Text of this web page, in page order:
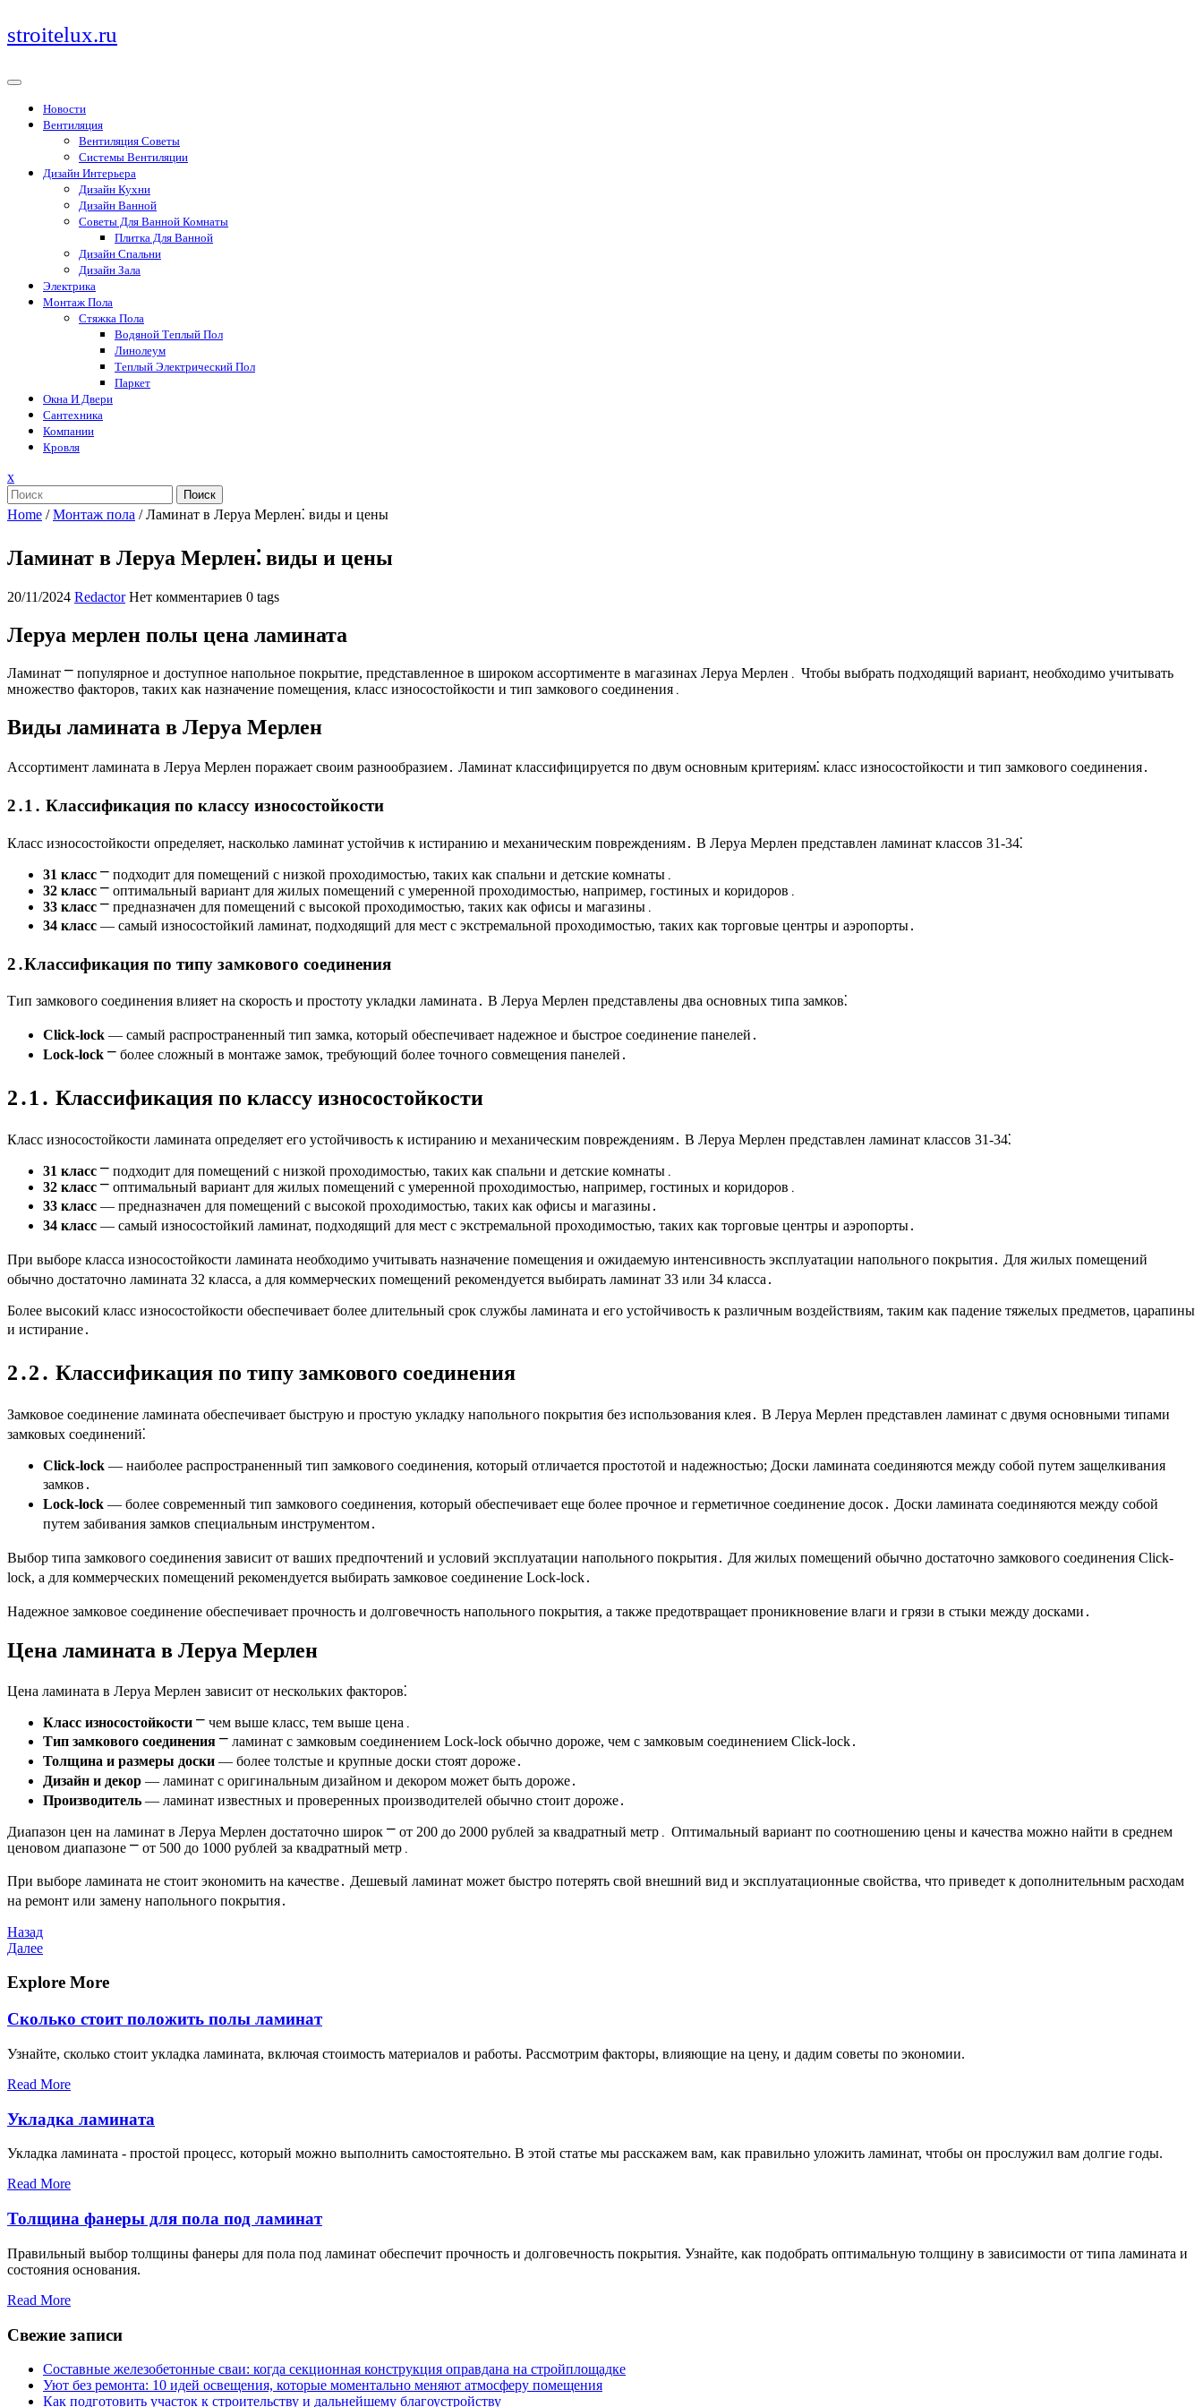
Перейти
к
stroitelux.ru
Новости
Вентиляция
Вентиляция Советы
Системы Вентиляции
Дизайн Интерьера
Дизайн Кухни
Дизайн Ванной
Советы Для Ванной Комнаты
Плитка Для Ванной
Дизайн Спальни
Дизайн Зала
Электрика
Монтаж Пола
Стяжка Пола
Водяной Теплый Пол
Линолеум
Теплый Электрический Пол
Паркет
Окна И Двери
Сантехника
Компании
Кровля
xЗакрыть
меню
Поиск
Home /Монтаж пола /Ламинат в Леруа Мерлен⁚ виды и цены
Ламинат в Леруа Мерлен⁚ виды и цены
20/11/2024 Redactor Нет комментариев 0 tags
Леруа мерлен полы цена ламината
Ламинат ⎻ популярное и доступное напольное покрытие, представленное в широком ассортименте в магазинах Леруа Мерлен․ Чтобы выбрать подходящий вариант, необходимо учитывать
множество факторов, таких как назначение помещения, класс износостойкости и тип замкового соединения․
Виды ламината в Леруа Мерлен
Ассортимент ламината в Леруа Мерлен поражает своим разнообразием․ Ламинат классифицируется по двум основным критериям⁚ класс износостойкости и тип замкового соединения․
2․1․ Классификация по классу износостойкости
Класс износостойкости определяет, насколько ламинат устойчив к истиранию и механическим повреждениям․ В Леруа Мерлен представлен ламинат классов 31-34⁚
31 класс ⎻ подходит для помещений с низкой проходимостью, таких как спальни и детские комнаты․
32 класс ⎻ оптимальный вариант для жилых помещений с умеренной проходимостью, например, гостиных и коридоров․
33 класс ⎻ предназначен для помещений с высокой проходимостью, таких как офисы и магазины․
34 класс ― самый износостойкий ламинат, подходящий для мест с экстремальной проходимостью, таких как торговые центры и аэропорты․
2․Классификация по типу замкового соединения
Тип замкового соединения влияет на скорость и простоту укладки ламината․ В Леруа Мерлен представлены два основных типа замков⁚
Click-lock ― самый распространенный тип замка, который обеспечивает надежное и быстрое соединение панелей․
Lock-lock ⎻ более сложный в монтаже замок, требующий более точного совмещения панелей․
2․1․ Классификация по классу износостойкости
Класс износостойкости ламината определяет его устойчивость к истиранию и механическим повреждениям․ В Леруа Мерлен представлен ламинат классов 31-34⁚
31 класс ⎻ подходит для помещений с низкой проходимостью, таких как спальни и детские комнаты․
32 класс ⎻ оптимальный вариант для жилых помещений с умеренной проходимостью, например, гостиных и коридоров․
33 класс ― предназначен для помещений с высокой проходимостью, таких как офисы и магазины․
34 класс ― самый износостойкий ламинат, подходящий для мест с экстремальной проходимостью, таких как торговые центры и аэропорты․
При выборе класса износостойкости ламината необходимо учитывать назначение помещения и ожидаемую интенсивность эксплуатации напольного покрытия․ Для жилых помещений
обычно достаточно ламината 32 класса, а для коммерческих помещений рекомендуется выбирать ламинат 33 или 34 класса․
Более высокий класс износостойкости обеспечивает более длительный срок службы ламината и его устойчивость к различным воздействиям, таким как падение тяжелых предметов, царапины
и истирание․
2․2․ Классификация по типу замкового соединения
Замковое соединение ламината обеспечивает быструю и простую укладку напольного покрытия без использования клея․ В Леруа Мерлен представлен ламинат с двумя основными типами
замковых соединений⁚
Click-lock ― наиболее распространенный тип замкового соединения, который отличается простотой и надежностью; Доски ламината соединяются между собой путем защелкивания
замков․
Lock-lock ― более современный тип замкового соединения, который обеспечивает еще более прочное и герметичное соединение досок․ Доски ламината соединяются между собой
путем забивания замков специальным инструментом․
Выбор типа замкового соединения зависит от ваших предпочтений и условий эксплуатации напольного покрытия․ Для жилых помещений обычно достаточно замкового соединения Click-
lock, а для коммерческих помещений рекомендуется выбирать замковое соединение Lock-lock․
Надежное замковое соединение обеспечивает прочность и долговечность напольного покрытия, а также предотвращает проникновение влаги и грязи в стыки между досками․
Цена ламината в Леруа Мерлен
Цена ламината в Леруа Мерлен зависит от нескольких факторов⁚
Класс износостойкости ⎻ чем выше класс, тем выше цена․
Тип замкового соединения ⎻ ламинат с замковым соединением Lock-lock обычно дороже, чем с замковым соединением Click-lock․
Толщина и размеры доски ― более толстые и крупные доски стоят дороже․
Дизайн и декор ― ламинат с оригинальным дизайном и декором может быть дороже․
Производитель ― ламинат известных и проверенных производителей обычно стоит дороже․
Диапазон цен на ламинат в Леруа Мерлен достаточно широк ⎻ от 200 до 2000 рублей за квадратный метр․ Оптимальный вариант по соотношению цены и качества можно найти в среднем
ценовом диапазоне ⎻ от 500 до 1000 рублей за квадратный метр․
При выборе ламината не стоит экономить на качестве․ Дешевый ламинат может быстро потерять свой внешний вид и эксплуатационные свойства, что приведет к дополнительным расходам
на ремонт или замену напольного покрытия․
Навигация
по
записям
Предыдущая
запись
Назад
Следующая
Далее
Explore More
Сколько стоит положить полы ламинат
Узнайте, сколько стоит укладка ламината, включая стоимость материалов и работы. Рассмотрим факторы, влияющие на цену, и дадим советы по экономии.
Read More
Укладка ламината
Укладка ламината - простой процесс, который можно выполнить самостоятельно. В этой статье мы расскажем вам, как правильно уложить ламинат, чтобы он прослужил вам долгие годы.
Read More
Толщина фанеры для пола под ламинат
Правильный выбор толщины фанеры для пола под ламинат обеспечит прочность и долговечность покрытия. Узнайте, как подобрать оптимальную толщину в зависимости от типа ламината и
состояния основания.
Read More
Свежие записи
Составные железобетонные сваи: когда секционная конструкция оправдана на стройплощадке
Уют без ремонта: 10 идей освещения, которые моментально меняют атмосферу помещения
Как подготовить участок к строительству и дальнейшему благоустройству